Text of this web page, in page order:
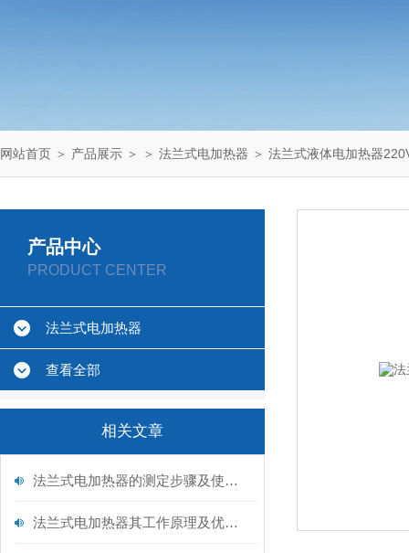
网站首页 ＞ 产品展示 ＞ ＞ 法兰式电加热器 ＞ 法兰式液体电加热器
产品中心
PRODUCT CENTER
法兰式电加热器
查看全部
相关文章
法兰式电加热器的测定步骤及使用注意事项如下
法兰式电加热器其工作原理及优点分别如下